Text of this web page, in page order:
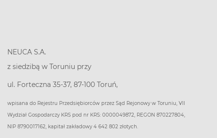
NEUCA S.A.
z siedzibą w Toruniu przy
ul. Forteczna 35-37, 87-100 Toruń,
wpisana do Rejestru Przedsiębiorców przez Sąd Rejonowy w Toruniu, VII
Wydział Gospodarczy KRS pod nr KRS: 0000049872, REGON 870227804,
NIP 8790017162, kapitał zakładowy 4 642 802 złotych.